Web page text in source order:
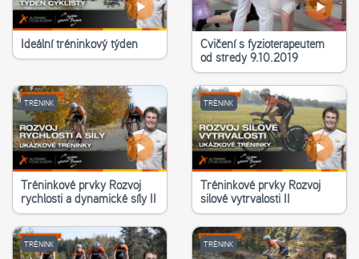
Ideální tréninkový týden
Cvičení s fyzioterapeutem
od středy 9.10.2019
TRÉNINK
Tréninkové prvky Rozvoj
rychlosti a dynamické síly II
TRÉNINK
Tréninkové prvky Rozvoj
silové vytrvalosti II
TRÉNINK TRÉNINK